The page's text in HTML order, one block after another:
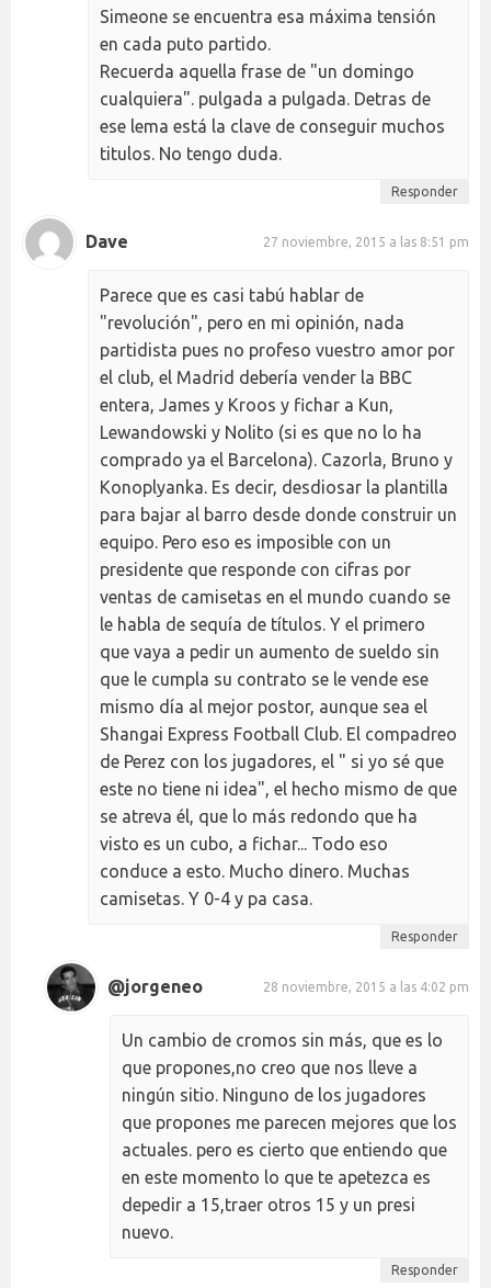
Simeone se encuentra esa máxima tensión
en cada puto partido.
Recuerda aquella frase de "un domingo
cualquiera". pulgada a pulgada. Detras de
ese lema está la clave de conseguir muchos
titulos. No tengo duda.
Responder
Dave 27 noviembre, 2015 a las 8:51 pm
Parece que es casi tabú hablar de
"revolución", pero en mi opinión, nada
partidista pues no profeso vuestro amor por
el club, el Madrid debería vender la BBC
entera, James y Kroos y fichar a Kun,
Lewandowski y Nolito (si es que no lo ha
comprado ya el Barcelona). Cazorla, Bruno y
Konoplyanka. Es decir, desdiosar la plantilla
para bajar al barro desde donde construir un
equipo. Pero eso es imposible con un
presidente que responde con cifras por
ventas de camisetas en el mundo cuando se
le habla de sequía de títulos. Y el primero
que vaya a pedir un aumento de sueldo sin
que le cumpla su contrato se le vende ese
mismo día al mejor postor, aunque sea el
Shangai Express Football Club. El compadreo
de Perez con los jugadores, el " si yo sé que
este no tiene ni idea", el hecho mismo de que
se atreva él, que lo más redondo que ha
visto es un cubo, a fichar... Todo eso
conduce a esto. Mucho dinero. Muchas
camisetas. Y 0-4 y pa casa.
Responder
@jorgeneo 28 noviembre, 2015 a las 4:02 pm
Un cambio de cromos sin más, que es lo
que propones,no creo que nos lleve a
ningún sitio. Ninguno de los jugadores
que propones me parecen mejores que los
actuales. pero es cierto que entiendo que
en este momento lo que te apetezca es
depedir a 15,traer otros 15 y un presi
nuevo.
Responder